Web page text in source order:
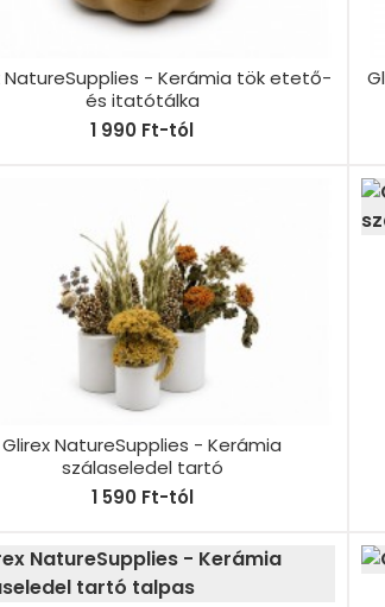
NatureSupplies - Kerámia tök etető-
és itatótálka
1 990 Ft-tól
Glirex NatureSupplies - Kerámia
szálaseledel tartó
1 590 Ft-tól